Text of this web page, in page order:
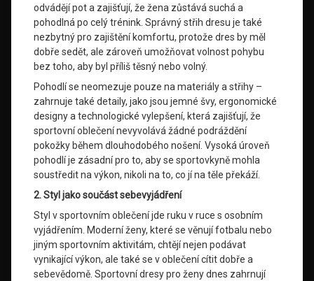
odvádějí pot a zajišťují, že žena zůstává suchá a
pohodlná po celý trénink. Správný střih dresu je také
nezbytný pro zajištění komfortu, protože dres by měl
dobře sedět, ale zároveň umožňovat volnost pohybu
bez toho, aby byl příliš těsný nebo volný.
Pohodlí se neomezuje pouze na materiály a střihy –
zahrnuje také detaily, jako jsou jemné švy, ergonomické
designy a technologické vylepšení, která zajišťují, že
sportovní oblečení nevyvolává žádné podráždění
pokožky během dlouhodobého nošení. Vysoká úroveň
pohodlí je zásadní pro to, aby se sportovkyně mohla
soustředit na výkon, nikoli na to, co jí na těle překáží.
2. Styl jako součást sebevyjádření
Styl v sportovním oblečení jde ruku v ruce s osobním
vyjádřením. Moderní ženy, které se věnují fotbalu nebo
jiným sportovním aktivitám, chtějí nejen podávat
vynikající výkon, ale také se v oblečení cítit dobře a
sebevědomě. Sportovní dresy pro ženy dnes zahrnují